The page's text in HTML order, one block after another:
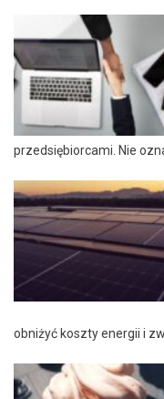
przedsiębiorcami. Nie
obniżyć koszty energii i